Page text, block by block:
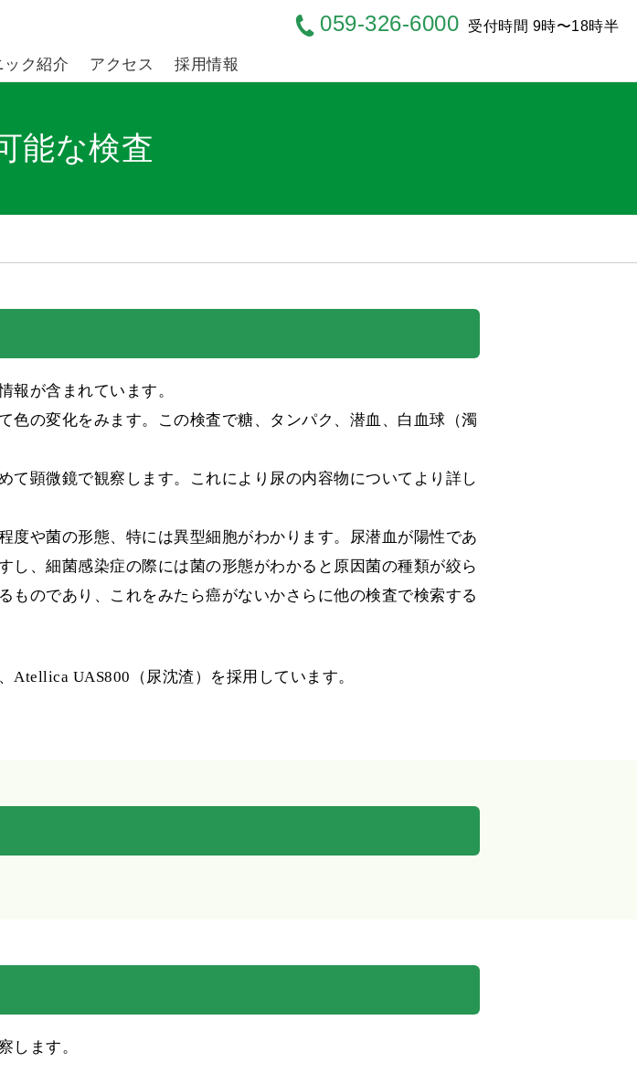
ック紹介 アクセス 採用情報
059-326-6000 受付時間 9時〜18時半
能な検査
報が含まれています。
色の変化をみます。この検査で糖、タンパク、潜血、白血球（濁
顕微鏡で観察します。これにより尿の内容物についてより詳し
度や菌の形態、特には異型細胞がわかります。尿潜血が陽性であ
、細菌感染症の際には菌の形態がわかると原因菌の種類が絞ら
のであり、これをみたら癌がないかさらに他の検査で検索する
UAS800（尿沈渣）を採用しています。
します。